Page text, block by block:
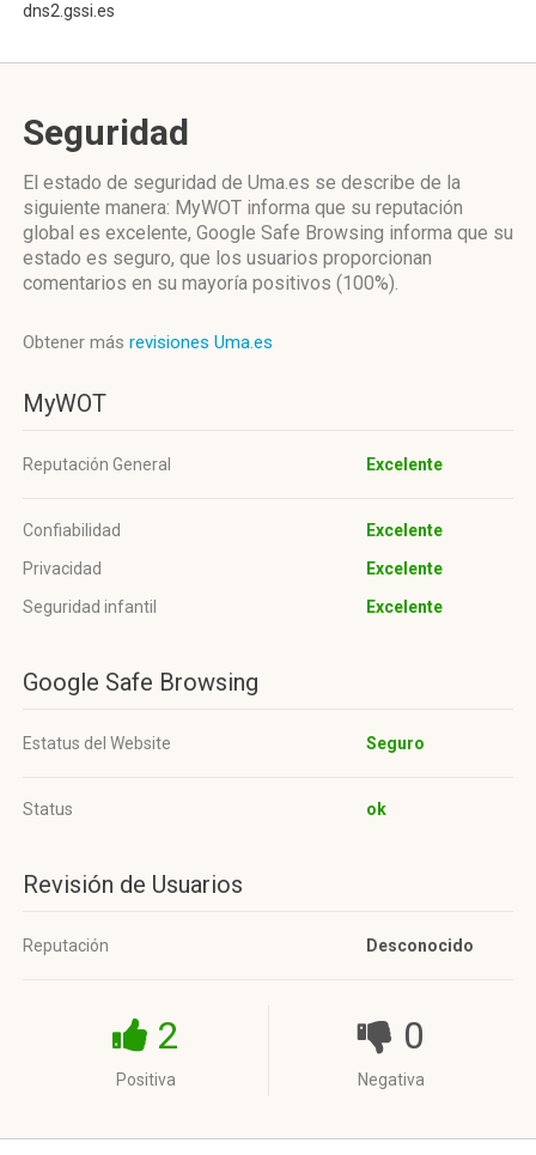
dns2.gssi.es
Seguridad
El estado de seguridad de Uma.es se describe de la
siguiente manera: MyWOT informa que su reputación
global es excelente, Google Safe Browsing informa que su
estado es seguro, que los usuarios proporcionan
comentarios en su mayoría positivos (100%).
Obtener más revisiones Uma.es
MyWOT
Reputación General Excelente
Confiabilidad
Excelente
Privacidad
Excelente
Seguridad infantil
Excelente
Google Safe Browsing
Estatus del Website Seguro
Status ok
Revisión de Usuarios
Reputación Desconocido
2
Positiva
0
Negativa